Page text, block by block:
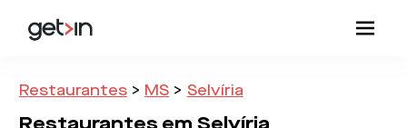
Restaurantes > MS > Selvíria